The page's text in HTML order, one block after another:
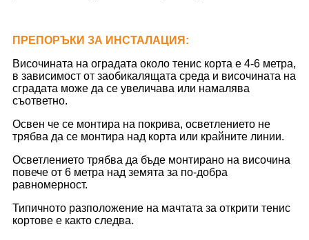
ПРЕПОРЪКИ ЗА ИНСТАЛАЦИЯ:
Височината на оградата около тенис корта е 4-6 метра,
в зависимост от заобикалящата среда и височината на
сградата може да се увеличава или намалява
съответно.
Освен че се монтира на покрива, осветлението не
трябва да се монтира над корта или крайните линии.
Осветлението трябва да бъде монтирано на височина
повече от 6 метра над земята за по-добра
равномерност.
Типичното разположение на мачтата за открити тенис
кортове е както следва.